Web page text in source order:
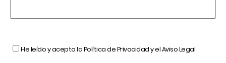
He leído y acepto laPolítica de Privacidady elAviso Legal